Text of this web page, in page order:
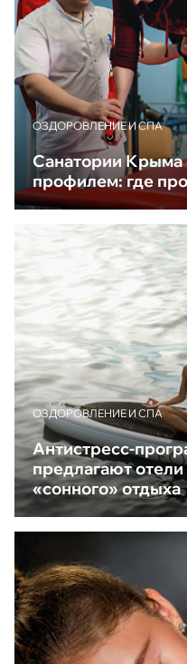
ОЗДОРОВЛЕНИЕ И СПА
Санатории Крыма
профилем: где
ОЗДОРОВЛЕНИЕ И СПА
Антистресс-
предлагают
«сонного» отдыха